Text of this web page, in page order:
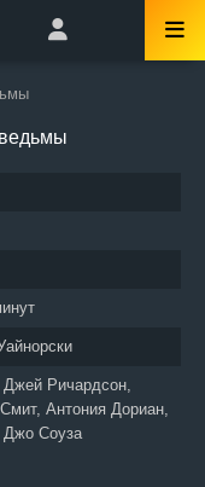
Джей Ричардсон,
Антония Дориан,
Джо Соуза